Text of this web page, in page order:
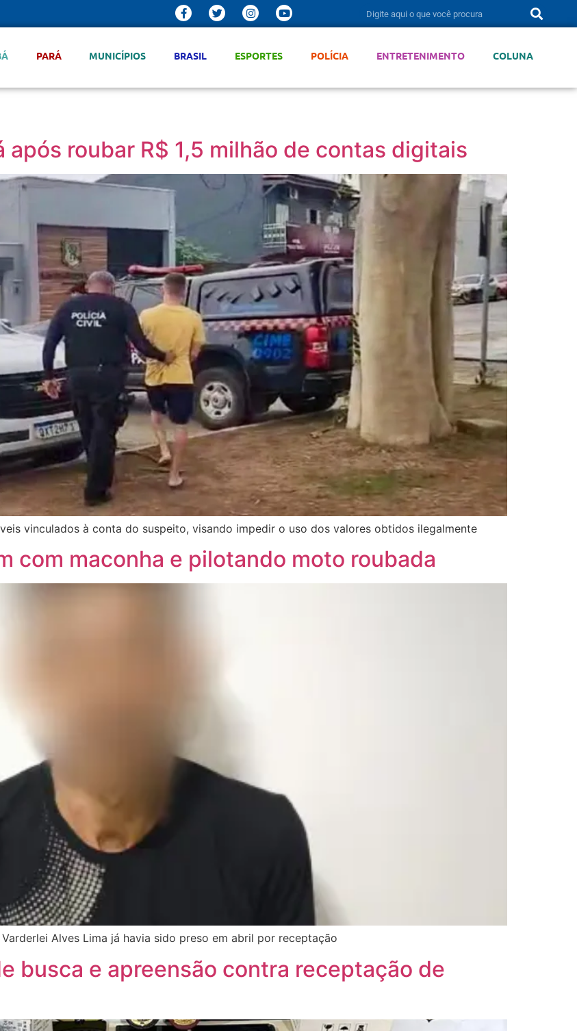
PARÁ MUNICÍPIOS BRASIL ESPORTES POLÍCIA ENTRETENIMENTO COLUNA
após roubar R$ 1,5 milhão de contas digitais
vinculados à conta do suspeito, visando impedir o uso dos valores obtidos ilegalmente
com maconha e pilotando moto roubada
Alves Lima já havia sido preso em abril por receptação
busca e apreensão contra receptação de